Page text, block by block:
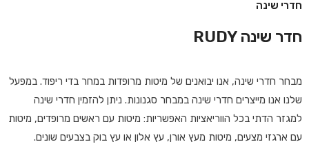
חדרי שינה
חדר שינה RUDY
מבחר חדרי שינה, אנו יבואנים של מיטות מרופדות במחר בדי ריפוד. במפעל
שלנו אנו מייצרים חדרי שינה במבחר סגנונות. ניתן להזמין חדרי שינה
למגזר הדתי בכל הווריאציות האפשריות: מיטות עם ראשים מרופדים, מיטות
עם ארגזי מצעים, מיטות מעץ אורן, עץ אלון או עץ בוק בצבעים שונים.